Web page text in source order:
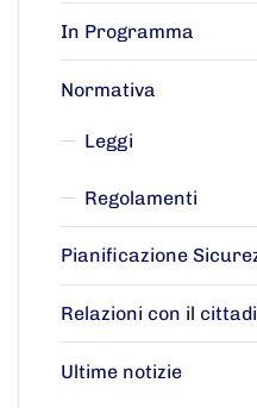
In Programma
Normativa
Leggi
Regolamenti
Pianificazione
Relazioni con il
Ultime notizie